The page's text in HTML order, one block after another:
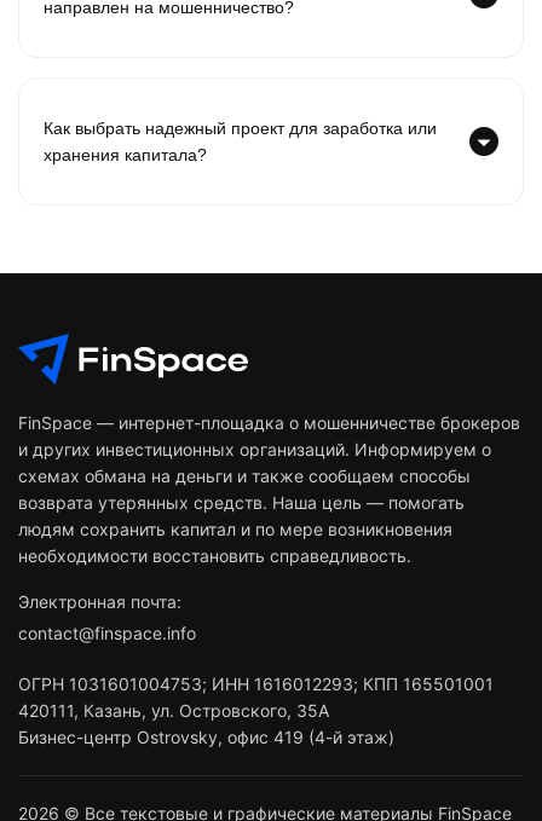
направлен на мошенничество?
Как выбрать надежный проект для заработка или
хранения капитала?
FinSpace — интернет-площадка о мошенничестве брокеров
и других инвестиционных организаций. Информируем о
схемах обмана на деньги и также сообщаем способы
возврата утерянных средств. Наша цель — помогать
людям сохранить капитал и по мере возникновения
необходимости восстановить справедливость.
Электронная почта:
contact@finspace.info
ОГРН 1031601004753; ИНН 1616012293; КПП 165501001
420111, Казань, ул. Островского, 35А
Бизнес-центр Ostrovsky, офис 419 (4-й этаж)
2026 © Все текстовые и графические материалы FinSpace